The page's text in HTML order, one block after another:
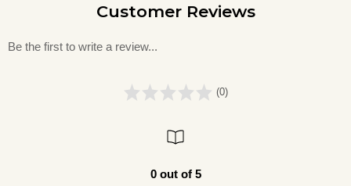
Customer Reviews
Be the first to write a review...
(0)
0 out of 5